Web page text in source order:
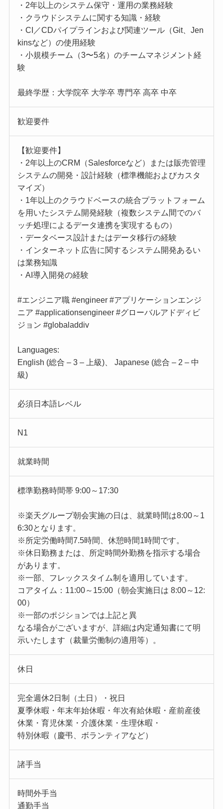
・2年以上のシステム保守・運用の業務経験
・クラウドシステムに関する知識・経験
・CI／CDパイプラインおよび関連ツール（Git、Jen
kinsなど）の使用経験
・小規模チーム（3〜5名）のチームマネジメント経
験
最終学歴：大学院卒 大学卒 専門卒 高卒 中卒
歓迎要件
【歓迎要件】
・2年以上のCRM（Salesforceなど）または販売管理
システムの開発・設計経験（標準機能およびカスタ
マイズ）
・1年以上のクラウドベースの統合プラットフォーム
を用いたシステム開発経験（複数システム間でのバ
ッチ処理によるデータ連携を実現するもの）
・データベース設計またはデータ移行の経験
・インターネット広告に関するシステム開発あるい
は業務知識
・AI導入開発の経験
#エンジニア職 #engineer #アプリケーションエンジ
ニア #applicationsengineer #グローバルアドディビ
ジョン #globaladdiv
Languages:
English (総合 – 3 – 上級)、 Japanese (総合 – 2 – 中
級)
必須日本語レベル
N1
就業時間
標準勤務時間帯 9:00～17:30
※楽天グループ朝会実施の日は、就業時間は8:00～1
6:30となります。
※所定労働時間7.5時間、休憩時間1時間です。
※休日勤務または、所定時間外勤務を指示する場合
があります。
※一部、フレックスタイム制を適用しています。
コアタイム：11:00～15:00（朝会実施日は 8:00～12:
00）
※一部のポジションでは上記と異
なる場合がございますが、詳細は内定通知書にて明
示いたします（裁量労働制の適用等）。
休日
完全週休2日制（土日）・祝日
夏季休暇・年末年始休暇・年次有給休暇・産前産後
休業・育児休業・介護休業・生理休暇・
特別休暇（慶弔、ボランティアなど）
諸手当
時間外手当
通勤手当